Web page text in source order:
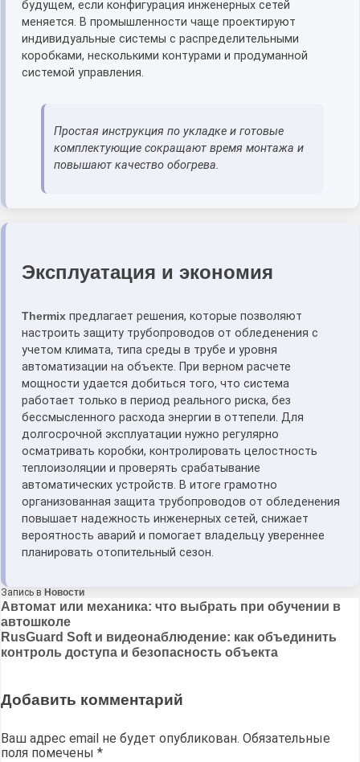
будущем, если конфигурация инженерных сетей
меняется. В промышленности чаще проектируют
индивидуальные системы с распределительными
коробками, несколькими контурами и продуманной
системой управления.
Простая инструкция по укладке и готовые
комплектующие сокращают время монтажа и
повышают качество обогрева.
Эксплуатация и экономия
Thermix предлагает решения, которые позволяют
настроить защиту трубопроводов от обледенения с
учетом климата, типа среды в трубе и уровня
автоматизации на объекте. При верном расчете
мощности удается добиться того, что система
работает только в период реального риска, без
бессмысленного расхода энергии в оттепели. Для
долгосрочной эксплуатации нужно регулярно
осматривать коробки, контролировать целостность
теплоизоляции и проверять срабатывание
автоматических устройств. В итоге грамотно
организованная защита трубопроводов от обледенения
повышает надежность инженерных сетей, снижает
вероятность аварий и помогает владельцу увереннее
планировать отопительный сезон.
Запись в Новости
Навигация
по
записям
Автомат или механика: что выбрать при обучении в
автошколе
RusGuard Soft и видеонаблюдение: как объединить
контроль доступа и безопасность объекта
Добавить комментарий
Ваш адрес email не будет опубликован. Обязательные
поля помечены *